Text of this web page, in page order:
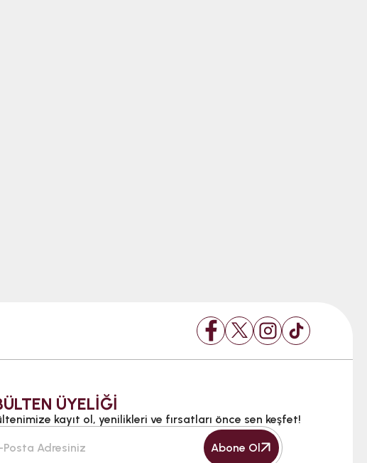
ÜYELİĞİ
kayıt ol, yenilikleri ve fırsatları önce sen keşfet!
Abone Ol